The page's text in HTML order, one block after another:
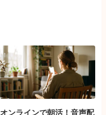
オンラインで朝活！音声配